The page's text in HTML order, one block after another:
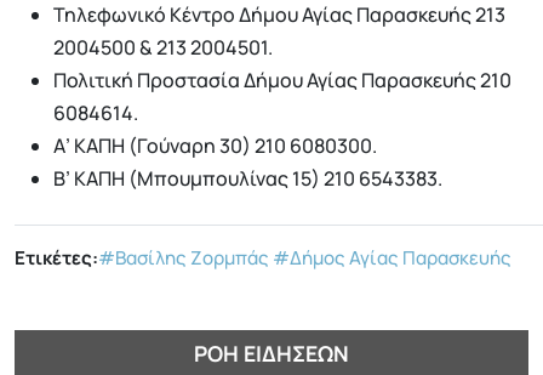
Τηλεφωνικό Κέντρο Δήμου Αγίας Παρασκευής 213
2004500 & 213 2004501.
Πολιτική Προστασία Δήμου Αγίας Παρασκευής 210
6084614.
Α’ ΚΑΠΗ (Γούναρη 30) 210 6080300.
Β’ ΚΑΠΗ (Μπουμπουλίνας 15) 210 6543383.
Ετικέτες:#Βασίλης Ζορμπάς #Δήμος Αγίας Παρασκευής
ΡΟΉ ΕΙΔΉΣΕΩΝ